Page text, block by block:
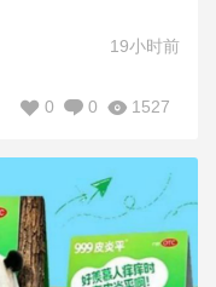
19小时前
1527
0
0